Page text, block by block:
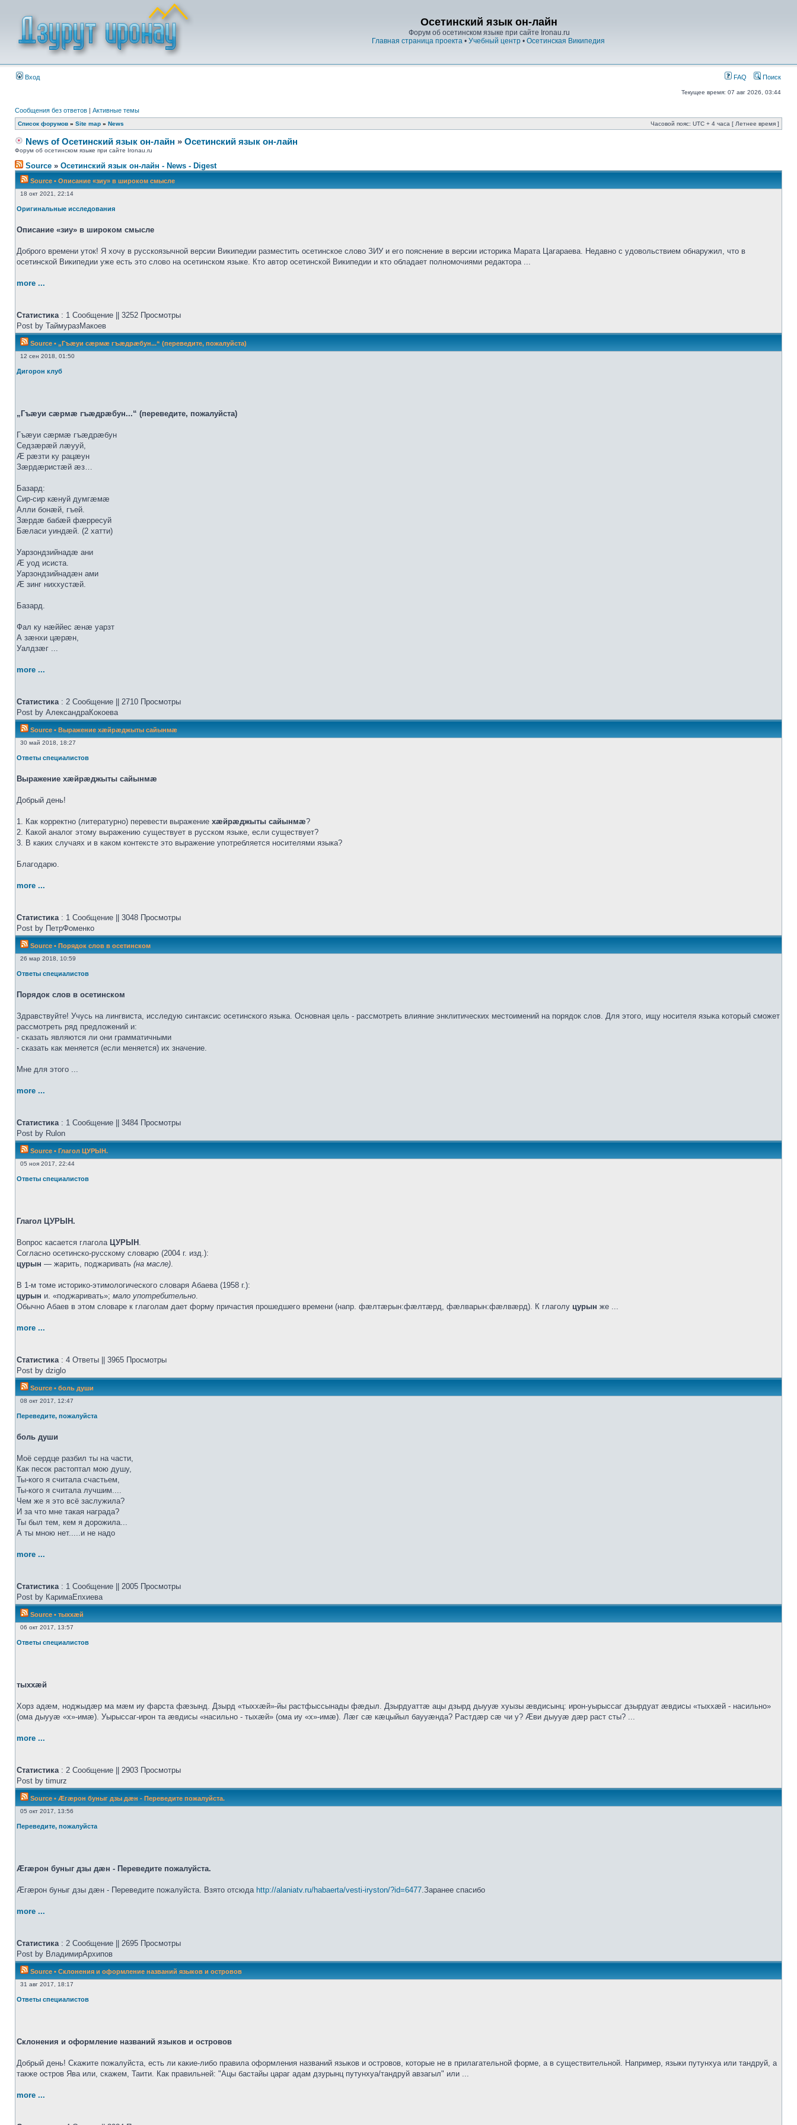
Осетинский язык он-лайн
Форум об осетинском языке при сайте Ironau.ru
Главная страница проекта • Учебный центр • Осетинская Википедия
Вход FAQ Поиск
Текущее время: 07 авг 2026, 03:44
Сообщения без ответов | Активные темы
Список форумов » Site map » News Часовой пояс: UTC + 4 часа [ Летнее время ]
News of Осетинский язык он-лайн » Осетинский язык он-лайн
Форум об осетинском языке при сайте Ironau.ru
Source » Осетинский язык он-лайн - News - Digest
Source • Описание «зиу» в широком смысле
18 окт 2021, 22:14
Оригинальные исследования
Описание «зиу» в широком смысле
Доброго времени уток! Я хочу в русскоязычной версии Википедии разместить осетинское слово ЗИУ и его пояснение в версии историка Марата Цагараева. Недавно с удовольствием обнаружил, что в
осетинской Википедии уже есть это слово на осетинском языке. Кто автор осетинской Википедии и кто обладает полномочиями редактора ...
more ...
Статистика: 1 Сообщение || 3252 Просмотры
Post by ТаймуразМакоев
Source • „Гъæуи сæрмæ гъæдрæбун...“ (переведите, пожалуйста)
12 сен 2018, 01:50
Дигорон клуб
„Гъæуи сæрмæ гъæдрæбун...“ (переведите, пожалуйста)
Гъæуи сæрмæ гъæдрæбун
Седзæрæй лæууй,
Æ рæзти ку рацæун
Зæрдæристæй æз…
Базард:
Сир-сир кæнуй думгæмæ
Алли бонæй, гъей.
Зæрдæ бабæй фæрресуй
Бæласи уиндæй. (2 хатти)
Уарзондзийнадæ ани
Æ уод исиста.
Уарзондзийнадæн ами
Æ зинг ниххустæй.
Базард.
Фал ку нæййес æнæ уарзт
А зæнхи цæрæн,
Уалдзæг ...
more ...
Статистика: 2 Сообщение || 2710 Просмотры
Post by АлександраКокоева
Source • Выражение хæйрæджыты сайынмæ
30 май 2018, 18:27
Ответы специалистов
Выражение хæйрæджыты сайынмæ
Добрый день!
1. Как корректно (литературно) перевести выражение хæйрæджыты сайынмæ?
2. Какой аналог этому выражению существует в русском языке, если существует?
3. В каких случаях и в каком контексте это выражение употребляется носителями языка?
Благодарю.
more ...
Статистика: 1 Сообщение || 3048 Просмотры
Post by ПетрФоменко
Source • Порядок слов в осетинском
26 мар 2018, 10:59
Ответы специалистов
Порядок слов в осетинском
Здравствуйте! Учусь на лингвиста, исследую синтаксис осетинского языка. Основная цель - рассмотреть влияние энклитических местоимений на порядок слов. Для этого, ищу носителя языка который сможет
рассмотреть ряд предложений и:
- сказать являются ли они грамматичными
- сказать как меняется (если меняется) их значение.
Мне для этого ...
more ...
Статистика: 1 Сообщение || 3484 Просмотры
Post by Rulon
Source • Глагол ЦУРЫН.
05 ноя 2017, 22:44
Ответы специалистов
Глагол ЦУРЫН.
Вопрос касается глагола ЦУРЫН .
Согласно осетинско-русскому словарю (2004 г. изд.):
цурын — жарить, поджаривать (на масле).
В 1-м томе историко-этимологического словаря Абаева (1958 г.):
цурын и. «поджаривать»; мало употребительно.
Обычно Абаев в этом словаре к глаголам дает форму причастия прошедшего времени (напр. фæлтæрын:фæлтæрд, фæлварын:фæлвæрд). К глаголу цурын же ...
more ...
Статистика: 4 Ответы || 3965 Просмотры
Post by dziglo
Source • боль души
08 окт 2017, 12:47
Переведите, пожалуйста
боль души
Моё сердце разбил ты на части,
Как песок растоптал мою душу,
Ты-кого я считала счастьем,
Ты-кого я считала лучшим....
Чем же я это всё заслужила?
И за что мне такая награда?
Ты был тем, кем я дорожила...
А ты мною нет.....и не надо
more ...
Статистика: 1 Сообщение || 2005 Просмотры
Post by КаримаЕпхиева
Source • тыххӕй
06 окт 2017, 13:57
Ответы специалистов
тыххӕй
Хорз адӕм, ноджыдӕр ма мӕм иу фарста фӕзынд. Дзырд «тыххӕй»-йы растфыссынады фӕдыл. Дзырдуаттӕ ацы дзырд дыууӕ хуызы ӕвдисынц: ирон-уырыссаг дзырдуат ӕвдисы «тыххӕй - насильно»
(ома дыууӕ «х»-имӕ). Уырыссаг-ирон та ӕвдисы «насильно - тыхӕй» (ома иу «х»-имӕ). Лӕг сӕ кӕцыйыл баууӕнда? Растдӕр сӕ чи у? Ӕви дыууӕ дӕр раст сты? ...
more ...
Статистика: 2 Сообщение || 2903 Просмотры
Post by timurz
Source • Æгæрон буныг дзы дæн - Переведите пожалуйста.
05 окт 2017, 13:56
Переведите, пожалуйста
Æгæрон буныг дзы дæн - Переведите пожалуйста.
Æгæрон буныг дзы дæн - Переведите пожалуйста. Взято отсюда http://alaniatv.ru/habaerta/vesti-iryston/?id=6477.Заранее спасибо
more ...
Статистика: 2 Сообщение || 2695 Просмотры
Post by ВладимирАрхипов
Source • Склонения и оформление названий языков и островов
31 авг 2017, 18:17
Ответы специалистов
Склонения и оформление названий языков и островов
Добрый день! Скажите пожалуйста, есть ли какие-либо правила оформления названий языков и островов, которые не в прилагательной форме, а в существительной. Например, языки путунхуа или тандруй, а
также остров Ява или, скажем, Таити. Как правильней: "Ацы бастайы цараг адам дзурынц путунхуа/тандруй авзагыл" или ...
more ...